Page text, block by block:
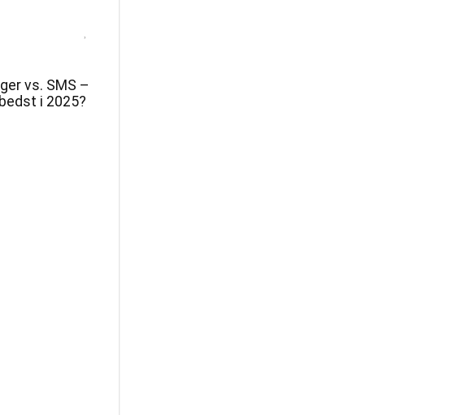
vs. SMS –
i 2025?